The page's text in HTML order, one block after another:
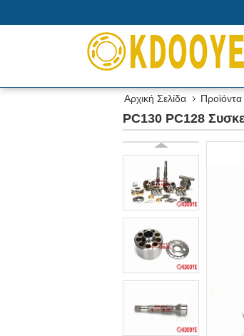
Αρχική Σελίδα Προϊόντα
PC130 PC128